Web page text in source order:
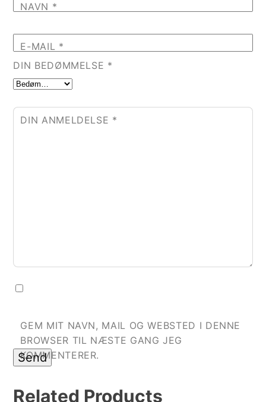
NAVN *
E-MAIL *
DIN BEDØMMELSE *
DIN ANMELDELSE *
GEM MIT NAVN, MAIL OG WEBSTED I DENNE
BROWSER TIL NÆSTE GANG JEG
KOMMENTERER.
Related Products